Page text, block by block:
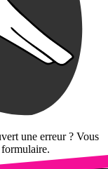
une erreur ? Vous